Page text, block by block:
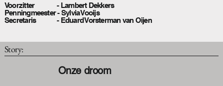
Voorzitter - Lambert Dekkers
Penningmeester - Sylvia Vooijs
Secretaris - Eduard Vorsterman van Oijen
Story:
Onze droom